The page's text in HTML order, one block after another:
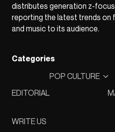
distributes generation z-
reporting the latest trends on
and music to its audience.
Categories
EDITORIAL
POP CULTURE
WRITE US